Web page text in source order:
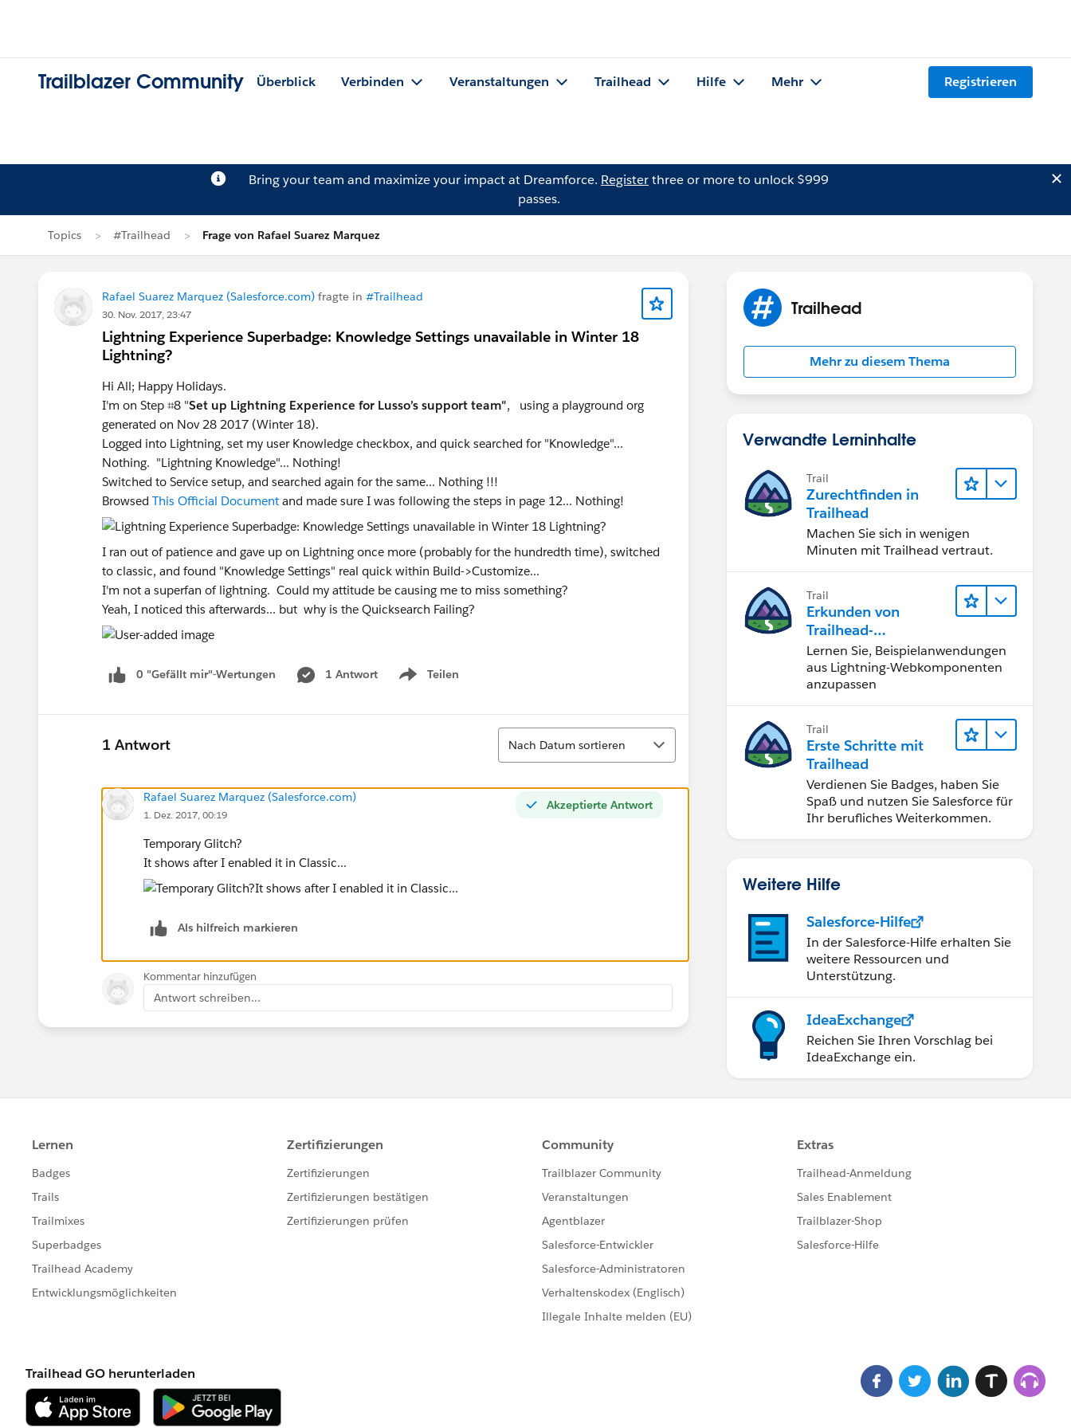
Trailblazer Community Überblick Verbinden Veranstaltungen Trailhead Hilfe Mehr Registrieren
Bring your team and maximize your impact at Dreamforce. Registerthree or more to unlock $999
passes.
Topics #Trailhead Frage von Rafael Suarez Marquez
Rafael Suarez Marquez (Salesforce.com) fragte in #Trailhead
30. Nov. 2017, 23:47
Lightning Experience Superbadge: Knowledge Settings unavailable in Winter 18
Lightning?
Hi All; Happy Holidays.
I'm on Step ⌗8 "Set up Lightning Experience for Lusso’s support team", using a playground org
generated on Nov 28 2017 (Winter 18).
Logged into Lightning, set my user Knowledge checkbox, and quick searched for "Knowledge"...
Nothing. "Lightning Knowledge"... Nothing!
Switched to Service setup, and searched again for the same... Nothing !!!
Browsed This Official Document and made sure I was following the steps in page 12... Nothing!
I ran out of patience and gave up on Lightning once more (probably for the hundredth time), switched
to classic, and found "Knowledge Settings" real quick within Build->Customize...
I'm not a superfan of lightning. Could my attitude be causing me to miss something?
Yeah, I noticed this afterwards... but why is the Quicksearch Failing?
0 "Gefällt mir"-Wertungen 1 Antwort Teilen
Show menu
1 Antwort
Sortieren
Nach Datum sortieren
Akzeptierte Antwort
Rafael Suarez Marquez (Salesforce.com)
1. Dez. 2017, 00:19
Temporary Glitch?
It shows after I enabled it in Classic...
Als hilfreich markieren
Kommentar hinzufügen
Antwort schreiben...
Trailhead
Mehr zu diesem Thema
Verwandte Lerninhalte
Trail
Zurechtfinden in
Trailhead
Machen Sie sich in wenigen
Minuten mit Trailhead vertraut.
Trail
Erkunden von
Trailhead-
Beispielanwendunge
n
Lernen Sie, Beispielanwendungen
aus Lightning-Webkomponenten
anzupassen
Trail
Erste Schritte mit
Trailhead
Verdienen Sie Badges, haben Sie
Spaß und nutzen Sie Salesforce für
Ihr berufliches Weiterkommen.
Weitere Hilfe
Salesforce-Hilfe
In der Salesforce-Hilfe erhalten Sie
weitere Ressourcen und
Unterstützung.
IdeaExchange
Reichen Sie Ihren Vorschlag bei
IdeaExchange ein.